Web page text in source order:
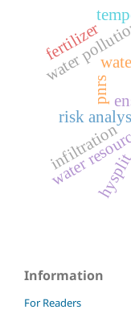
risk
water
water
pnrs
infiltration
hysplit
fertilizer
Information
For Readers